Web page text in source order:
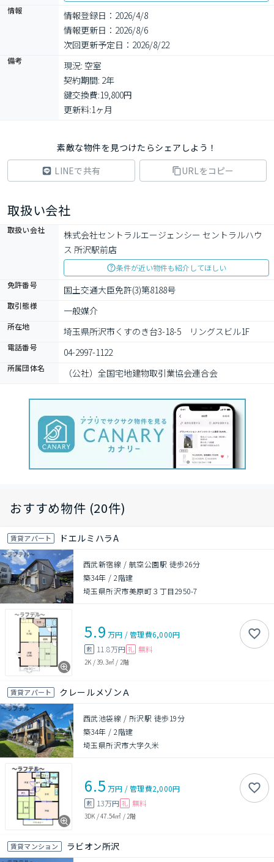
情報
情報登録日：2026/4/8
情報更新日：2026/8/6
次回更新予定日：2026/8/22
備考
現況: 空室
契約期間: 2年
鍵交換費:19,800円
更新料:1ヶ月
素敵な物件を見つけたらシェアしよう！
LINEで共有
URLをコピー
取扱い会社
取扱い会社
株式会社セントラルエージェンシー セントラルハウ
ス 所沢駅前店
条件が近い物件も紹介してほしい
免許番号
国土交通大臣免許(3)第8188号
取引態様 一般媒介
所在地 埼玉県所沢市くすのき台3-18-5　リングスビル1F
電話番号 04-2997-1122
所属団体名 （公社）全国宅地建物取引業協会連合会
おすすめ物件 (20件)
賃貸アパート ドエルミハラA
西武新宿線 / 航空公園駅 徒歩26分
築34年 /2階建
埼玉県所沢市美原町３丁目2950-7
5.9 万円 /管理費6,000円
敷 11.8万円 礼 無料
2K /39.3㎡ / 2階
賃貸アパート クレールメゾンＡ
西武池袋線 / 所沢駅 徒歩19分
築34年 /2階建
埼玉県所沢市大字久米
6.5 万円 /管理費2,000円
敷 13万円 礼 無料
3DK /47.54㎡ / 2階
賃貸マンション ラビオン所沢